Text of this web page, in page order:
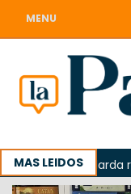
MENU
MAS LEIDOS
Odarda